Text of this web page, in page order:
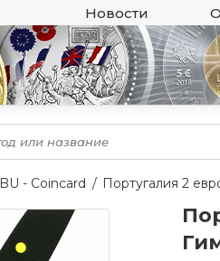
Новости
BU - Coincard Португалия 2